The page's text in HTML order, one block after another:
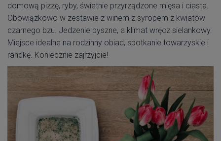
domową pizzę, ryby, świetnie przyrządzone mięsa i ciasta.
Obowiązkowo w zestawie z winem z syropem z kwiatów
czarnego bzu. Jedzenie pyszne, a klimat wręcz sielankowy.
Miejsce idealne na rodzinny obiad, spotkanie towarzyskie i
randkę. Koniecznie zajrzyjcie!